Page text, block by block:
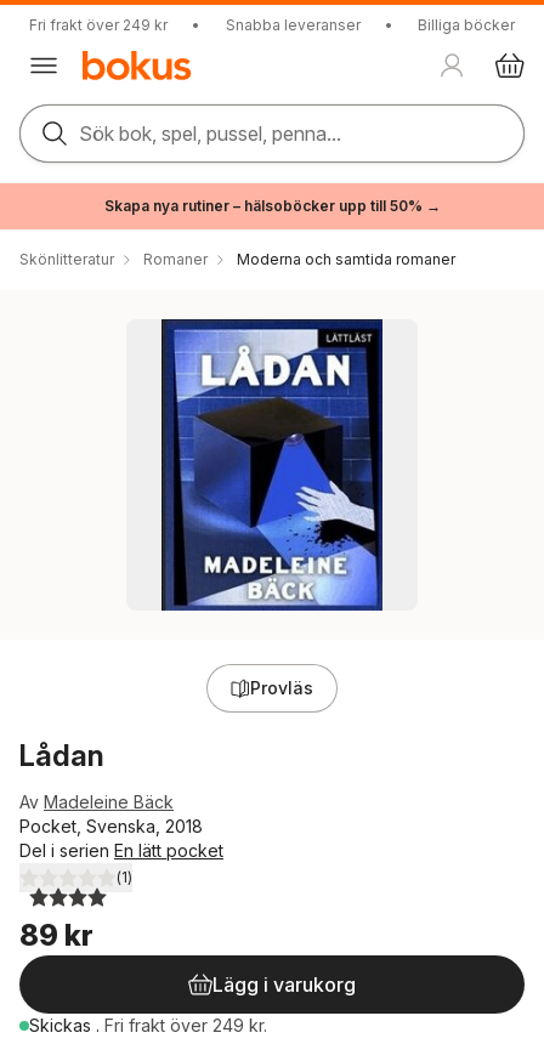
Fri frakt över 249 kr • Snabba leveranser • Billiga böcker
Sök bok, spel, pussel, penna...
Skapa nya rutiner – hälsoböcker upp till 50% →
Skönlitteratur Romaner Moderna och samtida romaner
Provläs
Lådan
Av Madeleine Bäck
Pocket, Svenska, 2018
Del i serien En lätt pocket
4,0utav 5 stjärnor. Totalt antal röster:
(1)
89 kr
Lägg i varukorg
Skickas . Fri frakt över 249 kr.